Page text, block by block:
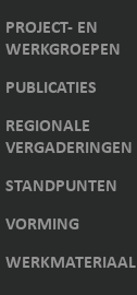
PROJECT- EN
WERKGROEPEN
PUBLICATIES
REGIONALE
VERGADERINGEN
STANDPUNTEN
VORMING
WERKMATERIAAL